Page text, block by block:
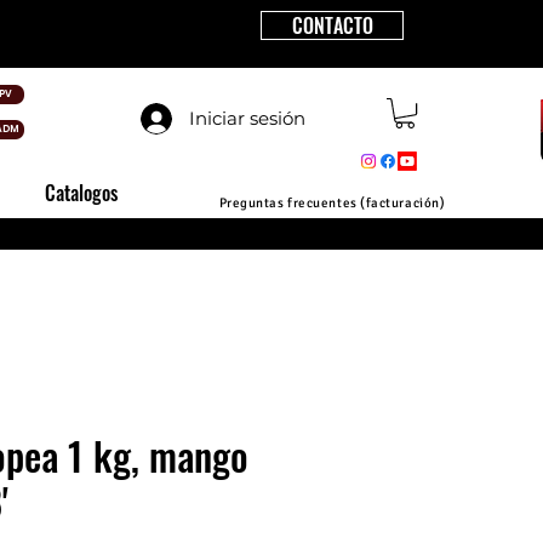
PV
CONTACTO
Iniciar sesión
Catalogos Preguntas frecuentes (facturación)
1 kg, mango